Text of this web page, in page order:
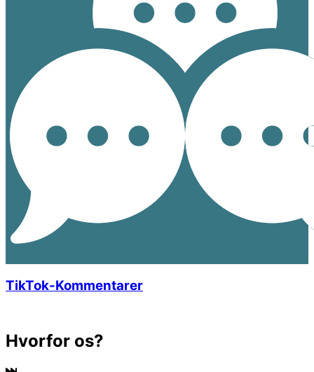
TikTok-Kommentarer
Hvorfor os?